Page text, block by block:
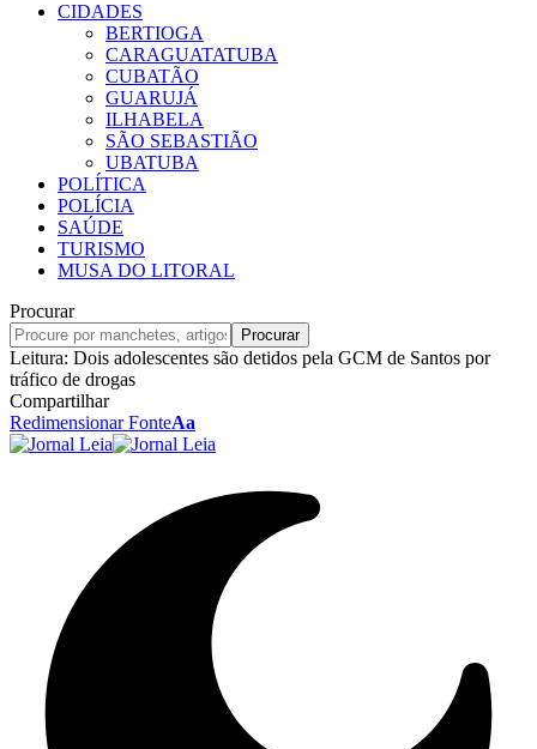
CIDADES
BERTIOGA
CARAGUATATUBA
CUBATÃO
GUARUJÁ
ILHABELA
SÃO SEBASTIÃO
UBATUBA
POLÍTICA
POLÍCIA
SAÚDE
TURISMO
MUSA DO LITORAL
Procurar
Leitura: Dois adolescentes são detidos pela GCM de Santos por
tráfico de drogas
Compartilhar
Redimensionar FonteAa